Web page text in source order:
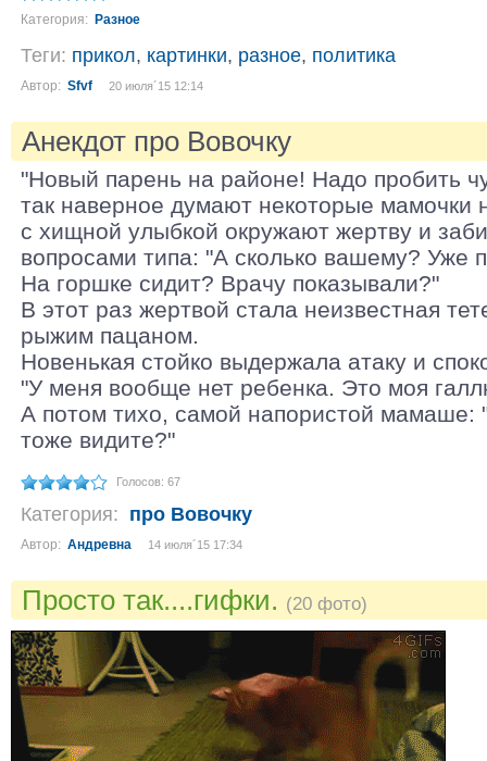
Категория: Разное
Теги: прикол, картинки, разное, политика
Автор: Sfvf 20 июля´15 12:14
Анекдот про Вовочку
"Новый парень на районе! Надо пробить
так наверное думают некоторые мамочки
с хищной улыбкой окружают жертву и
вопросами типа: "А сколько вашему? Уже
На горшке сидит? Врачу показывали?"
В этот раз жертвой стала неизвестная
рыжим пацаном.
Новенькая стойко выдержала атаку и
"У меня вообще нет ребенка. Это моя
А потом тихо, самой напористой мамаше:
тоже видите?"
Голосов: 67
Категория: про Вовочку
Автор: Андревна 14 июля´15 17:34
Просто так....гифки. (20 фото)